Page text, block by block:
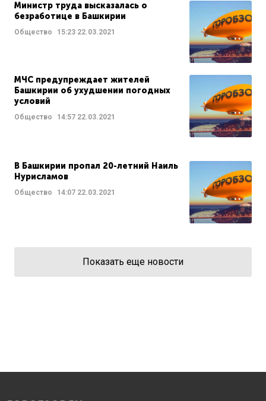
Министр труда высказалась о
безработице в Башкирии
Общество 15:23 22.03.2021
МЧС предупреждает жителей
Башкирии об ухудшении погодных
условий
Общество 14:57 22.03.2021
В Башкирии пропал 20-летний Наиль
Нурисламов
Общество 14:07 22.03.2021
Показать еще новости